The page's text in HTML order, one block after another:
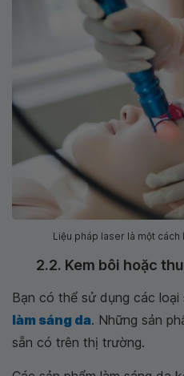
Liệu pháp laser là một
2.2. Kem bôi hoặc
Bạn có thể sử dụng các
làm sáng da. Những sản
sẵn có trên thị trường.